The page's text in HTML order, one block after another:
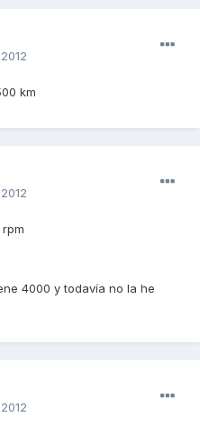
km
4000 y todavía no la he